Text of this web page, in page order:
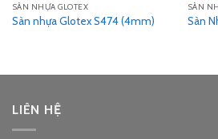
SÀN NHỰA GLOTEX
Sàn nhựa Glotex S474 (4mm)
SÀN
Sàn
LIÊN HỆ